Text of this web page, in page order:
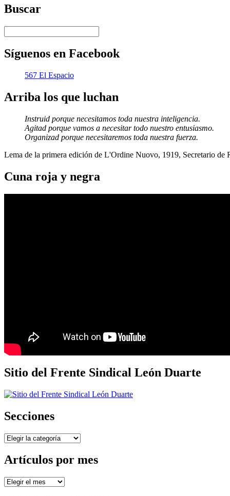
Buscar
Síguenos en Facebook
567 El Espacio
Arriba los que luchan
Instruid porque necesitamos toda nuestra inteligencia.
Agitad porque vamos a necesitar todo nuestro entusiasmo.
Organizad porque necesitaremos toda nuestra fuerza.
Lema de la primera edición de L'Ordine Nuovo, 1919, Secretario de
Cuna roja y negra
Sitio del Frente Sindical León Duarte
Secciones
Secciones
Artículos por mes
Artículos